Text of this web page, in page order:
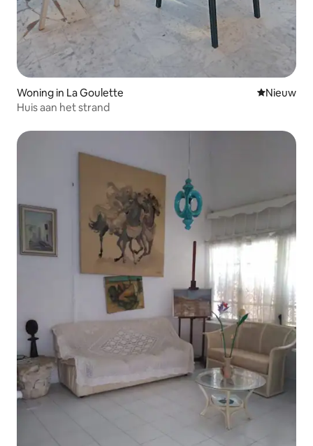
Woning in La Goulette Nieuwe
Nieuw
Huis aan het strand